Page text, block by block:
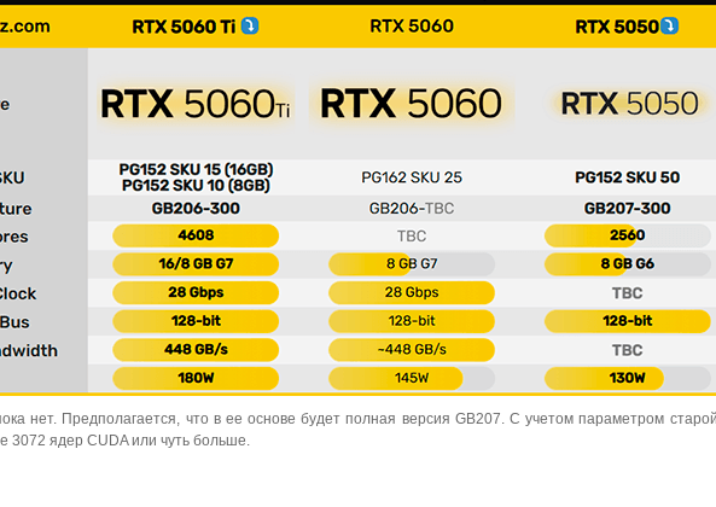
нет. Предполагается, что в ее основе будет полная версия GB207. С учетом параметром
3072 ядер CUDA или чуть больше.